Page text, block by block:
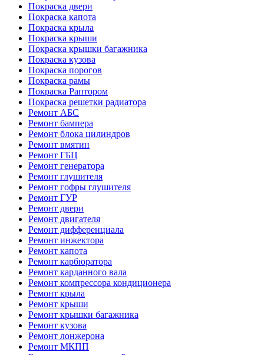
Покраска двери
Покраска капота
Покраска крыла
Покраска крыши
Покраска крышки багажника
Покраска кузова
Покраска порогов
Покраска рамы
Покраска Раптором
Покраска решетки радиатора
Ремонт АБС
Ремонт бампера
Ремонт блока цилиндров
Ремонт вмятин
Ремонт ГБЦ
Ремонт генератора
Ремонт глушителя
Ремонт гофры глушителя
Ремонт ГУР
Ремонт двери
Ремонт двигателя
Ремонт дифференциала
Ремонт инжектора
Ремонт капота
Ремонт карбюратора
Ремонт карданного вала
Ремонт компрессора кондиционера
Ремонт крыла
Ремонт крыши
Ремонт крышки багажника
Ремонт кузова
Ремонт лонжерона
Ремонт МКПП